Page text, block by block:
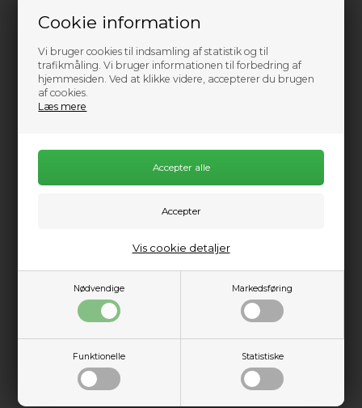
Cookie information
Vi bruger cookies til indsamling af statistik og til
trafikmåling. Vi bruger informationen til forbedring af
hjemmesiden. Ved at klikke videre, accepterer du brugen
af cookies.
Læs mere
Nødvendige Markedsføring
Funktionelle Statistiske
Vis cookie detaljer
Vælg størrelse
Send mail når varen kommer på lager igen
55,00DKK
Information
Posca-tuscher er vandfaste tuscher af højeste kvalitet og er velegnet til
både latex, plast, papir, lærred, træ, glas og de fleste andre overflader.
Tuscherne har en spids på 8 mm